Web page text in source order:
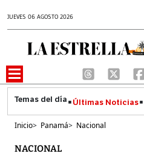
JUEVES 06 AGOSTO 2026
Últimas Noticias
Inicio> Panamá> Nacional
NACIONAL